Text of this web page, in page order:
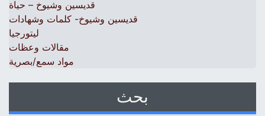
قديسين وشيوخ – حياة
قديسين وشيوخ- كلمات وشهادات
ليتورجيا
مقالات وعظات
مواد سمع/بصرية
بحث